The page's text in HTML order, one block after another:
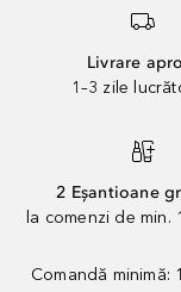
Livrare
1–3 zile
2 Eșantioane
la comenzi de min.
Comandă minimă: